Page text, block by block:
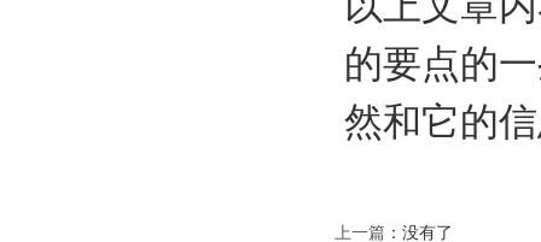
的要点的
然和它的
上一篇 ：没有了